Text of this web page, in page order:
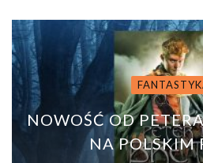
NOWOŚĆ OD
NA POLSKIM